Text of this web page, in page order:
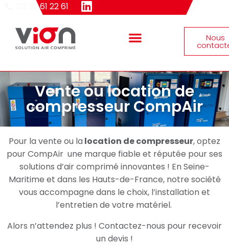
03 22 61 22 61
Nous
Vente ou location de
compresseur CompAir
Pour la vente ou la location de compresseur, optez
pour CompAir une marque fiable et réputée pour ses
solutions d’air comprimé innovantes ! En Seine-
Maritime et dans les Hauts-de-France, notre société
vous accompagne dans le choix, l’installation et
l’entretien de votre matériel.
Alors n’attendez plus ! Contactez-nous pour recevoir
un devis !